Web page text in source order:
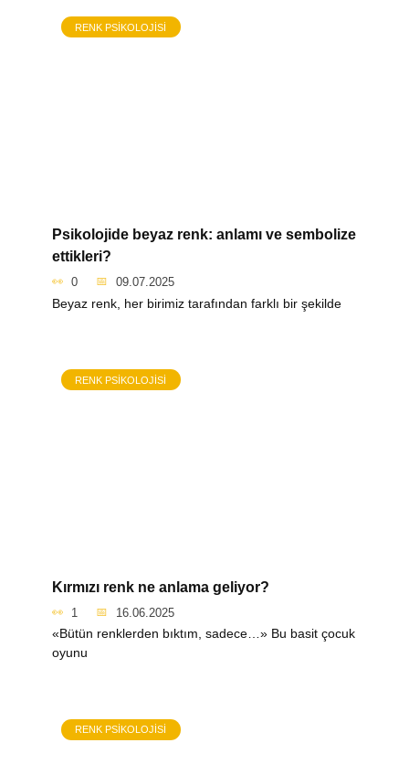
RENK PSIKOLOJISI
Psikolojide beyaz renk: anlamı ve sembolize
ettikleri?
0 09.07.2025
Beyaz renk, her birimiz tarafından farklı bir şekilde
RENK PSIKOLOJISI
Kırmızı renk ne anlama geliyor?
1 16.06.2025
«Bütün renklerden bıktım, sadece…» Bu basit çocuk
oyunu
RENK PSIKOLOJISI